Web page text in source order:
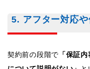
5. アフター対応
契約前の段階で 「保証